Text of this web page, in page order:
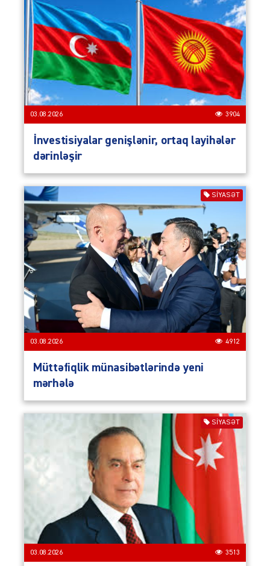
03.08.2026 3904
İnvestisiyalar genişlənir, ortaq layihələr
dərinləşir
SIYASƏT
03.08.2026 4912
Müttəfiqlik münasibətlərində yeni
mərhələ
SIYASƏT
03.08.2026 3513